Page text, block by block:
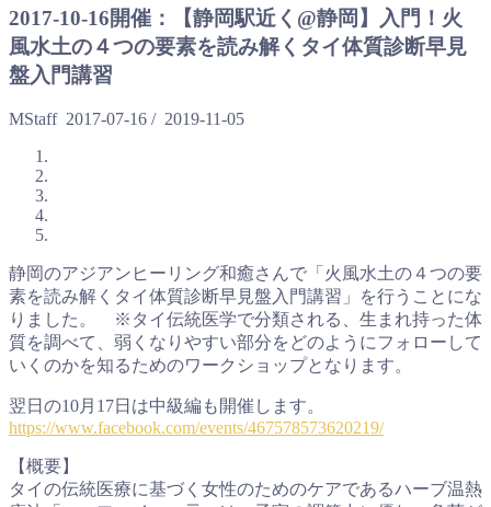
2017-10-16開催：【静岡駅近く@静岡】入門！火
風水土の４つの要素を読み解くタイ体質診断早見
盤入門講習
MStaff 2017-07-16 / 2019-11-05
静岡のアジアンヒーリング和癒さんで「火風水土の４つの要
素を読み解くタイ体質診断早見盤入門講習」を行うことにな
りました。 ※タイ伝統医学で分類される、生まれ持った体
質を調べて、弱くなりやすい部分をどのようにフォローして
いくのかを知るためのワークショップとなります。
翌日の10月17日は中級編も開催します。
https://www.facebook.com/events/467578573620219/
【概要】
タイの伝統医療に基づく女性のためのケアであるハーブ温熱